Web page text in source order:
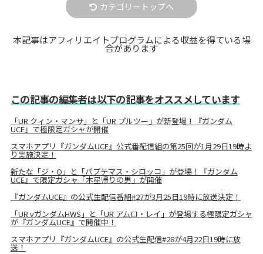
カテゴリートップへ
本記事はアフィリエイトプログラムによる収益を得ている場
合があります
この記事の編集者は以下の記事をオススメしています
「UR クィン・マンサ」と「UR プルツー」が新登場！『ガンダム
UCE』で極限定ガシャが開催
スマホアプリ『ガンダムUCE』公式番配信組の第25回が1月29日19時よ
り実施決定！
新たな「ジ・O」と「パプテマス・シロッコ」が登場！『ガンダム
UCE』で限定ガシャ「木星帰りの男」が開催
『ガンダムUCE』の公式生配信番組#27が3月25日19時に放送決定！
「UR νガンダムHWS」と「UR アムロ・レイ」が登場する極限定ガシャ
が『ガンダムUCE』で開催中！
スマホアプリ『ガンダムUCE』の公式生配信#28が4月22日19時に放
送！